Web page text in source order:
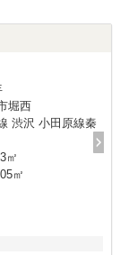
堀西
渋沢 小田原線秦
㎡
㎡